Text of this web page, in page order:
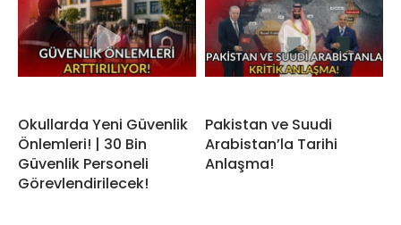
Okullarda Yeni Güvenlik
Önlemleri! | 30 Bin
Güvenlik Personeli
Görevlendirilecek!
Pakistan ve Suudi
Arabistan’la Tarihi
Anlaşma!